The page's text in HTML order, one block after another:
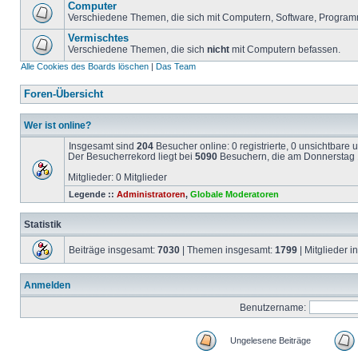
Computer
Verschiedene Themen, die sich mit Computern, Software,
Vermischtes
Verschiedene Themen, die sich nicht mit Computern befassen.
Alle Cookies des Boards löschen | Das Team
Foren-Übersicht
Wer ist online?
Insgesamt sind 204 Besucher online: 0 registrierte, 0 unsichtbare
Der Besucherrekord liegt bei 5090 Besuchern, die am
Mitglieder: 0 Mitglieder
Legende :: Administratoren, Globale Moderatoren
Statistik
Beiträge insgesamt: 7030 | Themen insgesamt: 1799 | Mitglieder
Anmelden
Benutzername:
Ungelesene Beiträge